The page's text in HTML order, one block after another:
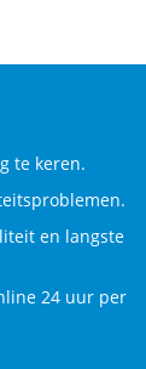
te keren.
en langste
24 uur per